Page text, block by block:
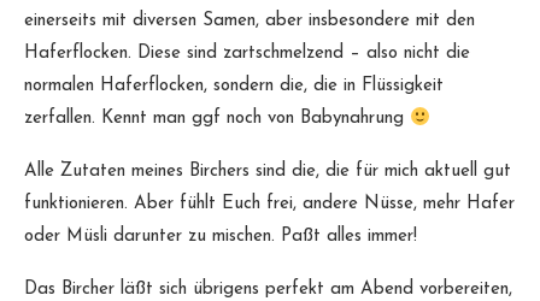
einerseits mit diversen Samen, aber insbesondere mit den
Haferflocken. Diese sind zartschmelzend – also nicht die
normalen Haferflocken, sondern die, die in Flüssigkeit
zerfallen. Kennt man ggf noch von Babynahrung
Alle Zutaten meines Birchers sind die, die für mich aktuell gut
funktionieren. Aber fühlt Euch frei, andere Nüsse, mehr Hafer
oder Müsli darunter zu mischen. Paßt alles immer!
Das Bircher läßt sich übrigens perfekt am Abend vorbereiten,